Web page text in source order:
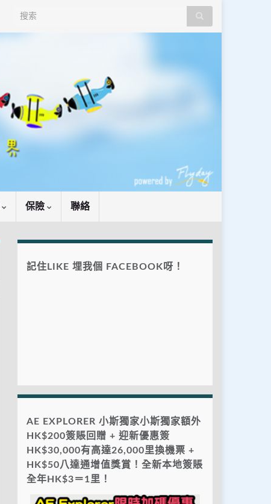
Search for:
保險 聯絡
記住LIKE 埋我個 FACEBOOK呀！
AE EXPLORER 小斯獨家小斯獨家額外
HK$200簽賬回贈 + 迎新優惠簽
HK$30,000有高達26,000里換機票 +
HK$50八達通增值獎賞！全新本地簽賬
全年HK$3＝1里！